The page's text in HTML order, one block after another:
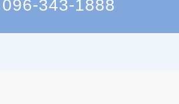
096-343-1888